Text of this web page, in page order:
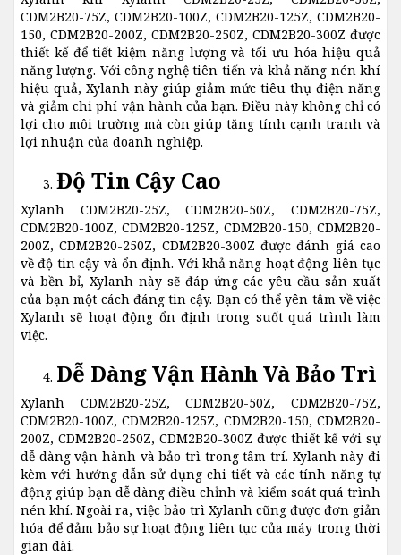
CDM2B20-75Z, CDM2B20-100Z, CDM2B20-125Z, CDM2B20-
150, CDM2B20-200Z, CDM2B20-250Z, CDM2B20-300Z được
thiết kế để tiết kiệm năng lượng và tối ưu hóa hiệu quả
năng lượng. Với công nghệ tiên tiến và khả năng nén khí
hiệu quả, Xylanh này giúp giảm mức tiêu thụ điện năng
và giảm chi phí vận hành của bạn. Điều này không chỉ có
lợi cho môi trường mà còn giúp tăng tính cạnh tranh và
lợi nhuận của doanh nghiệp.
Độ Tin Cậy Cao
Xylanh CDM2B20-25Z, CDM2B20-50Z, CDM2B20-75Z,
CDM2B20-100Z, CDM2B20-125Z, CDM2B20-150, CDM2B20-
200Z, CDM2B20-250Z, CDM2B20-300Z được đánh giá cao
về độ tin cậy và ổn định. Với khả năng hoạt động liên tục
và bền bỉ, Xylanh này sẽ đáp ứng các yêu cầu sản xuất
của bạn một cách đáng tin cậy. Bạn có thể yên tâm về việc
Xylanh sẽ hoạt động ổn định trong suốt quá trình làm
việc.
Dễ Dàng Vận Hành Và Bảo Trì
Xylanh CDM2B20-25Z, CDM2B20-50Z, CDM2B20-75Z,
CDM2B20-100Z, CDM2B20-125Z, CDM2B20-150, CDM2B20-
200Z, CDM2B20-250Z, CDM2B20-300Z được thiết kế với sự
dễ dàng vận hành và bảo trì trong tâm trí. Xylanh này đi
kèm với hướng dẫn sử dụng chi tiết và các tính năng tự
động giúp bạn dễ dàng điều chỉnh và kiểm soát quá trình
nén khí. Ngoài ra, việc bảo trì Xylanh cũng được đơn giản
hóa để đảm bảo sự hoạt động liên tục của máy trong thời
gian dài.